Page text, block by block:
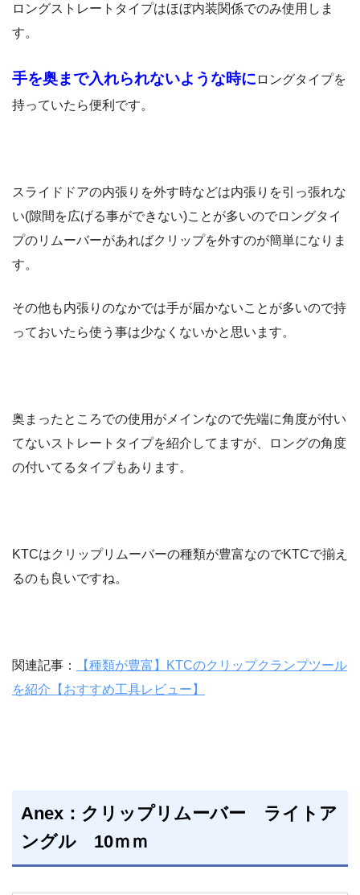
ロングストレートタイプはほぼ内装関係でのみ使用しま
す。
手を奥まで入れられないような時に ロングタイプを
持っていたら便利です。
スライドドアの内張りを外す時などは内張りを引っ張れな
い(隙間を広げる事ができない)ことが多いのでロングタイ
プのリムーバーがあればクリップを外すのが簡単になりま
す。
その他も内張りのなかでは手が届かないことが多いので持
っておいたら使う事は少なくないかと思います。
奥まったところでの使用がメインなので先端に角度が付い
てないストレートタイプを紹介してますが、ロングの角度
の付いてるタイプもあります。
KTCはクリップリムーバーの種類が豊富なのでKTCで揃え
るのも良いですね。
関連記事：
【種類が豊富】KTCのクリップクランプツール
を紹介【おすすめ工具レビュー】
Anex：クリップリムーバー ライトア
ングル 10ｍｍ